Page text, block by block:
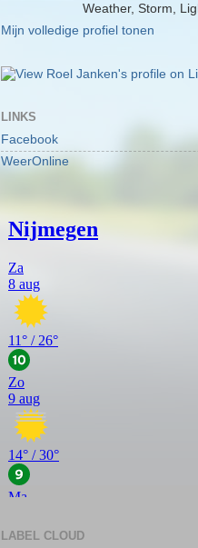
Weather, Storm,
Mijn volledige profiel tonen
LINKS
Facebook
WeerOnline
LABEL CLOUD